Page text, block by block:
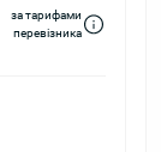
за тарифами
перевізника